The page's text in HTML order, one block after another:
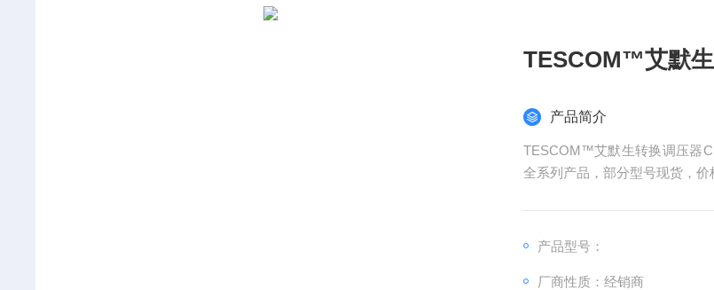
TESCOM™艾默
产品简介
TESCOM™艾默生转换调压器
全系列产品，部分型号现货，价
产品型号：
厂商性质：经销商